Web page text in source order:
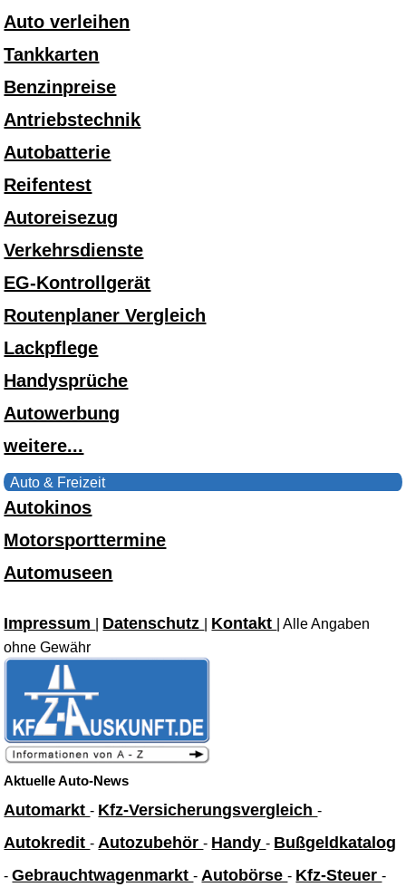
Auto verleihen
Tankkarten
Benzinpreise
Antriebstechnik
Autobatterie
Reifentest
Autoreisezug
Verkehrsdienste
EG-Kontrollgerät
Routenplaner Vergleich
Lackpflege
Handysprüche
Autowerbung
weitere...
Auto & Freizeit
Autokinos
Motorsporttermine
Automuseen
Impressum Datenschutz Kontakt
| Alle Angaben
ohne Gewähr
Aktuelle Auto-News
Automarkt- Kfz-Versicherungsvergleich-
Autokredit- Autozubehör- Handy- Bußgeldkatalog
-Gebrauchtwagenmarkt- Autobörse- Kfz-Steuer-